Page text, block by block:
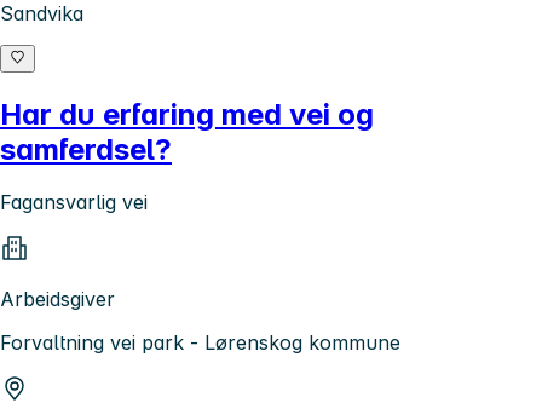
Sandvika
Har du erfaring med vei og
samferdsel?
Fagansvarlig vei
Arbeidsgiver
Forvaltning vei park - Lørenskog kommune